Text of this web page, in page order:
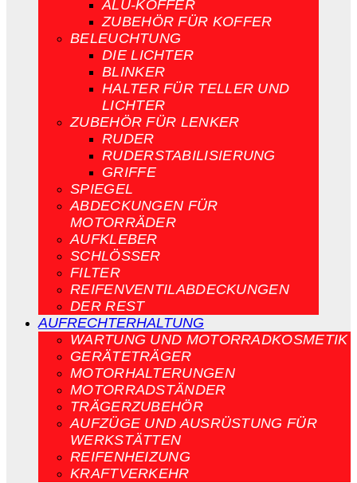
ALU-KOFFER
ZUBEHÖR FÜR KOFFER
BELEUCHTUNG
DIE LICHTER
BLINKER
HALTER FÜR TELLER UND
LICHTER
ZUBEHÖR FÜR LENKER
RUDER
RUDERSTABILISIERUNG
GRIFFE
SPIEGEL
ABDECKUNGEN FÜR
MOTORRÄDER
AUFKLEBER
SCHLÖSSER
FILTER
REIFENVENTILABDECKUNGEN
DER REST
AUFRECHTERHALTUNG
WARTUNG UND MOTORRADKOSMETIK
GERÄTETRÄGER
MOTORHALTERUNGEN
MOTORRADSTÄNDER
TRÄGERZUBEHÖR
AUFZÜGE UND AUSRÜSTUNG FÜR
WERKSTÄTTEN
REIFENHEIZUNG
KRAFTVERKEHR